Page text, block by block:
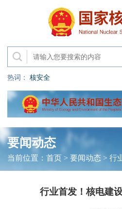
热词： 核安全
要闻动态
当前位置： 首页> 要闻动态 > 行
行业首发！核电建